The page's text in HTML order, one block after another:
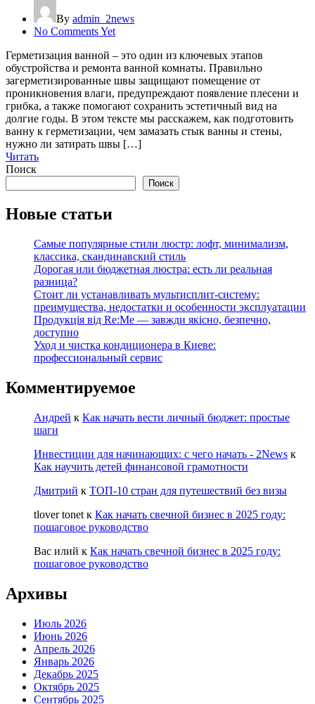
By admin_2news
No Comments Yet
Герметизация ванной – это один из ключевых этапов
обустройства и ремонта ванной комнаты. Правильно
загерметизированные швы защищают помещение от
проникновения влаги, предупреждают появление плесени и
грибка, а также помогают сохранить эстетичный вид на
долгие годы. В этом тексте мы расскажем, как подготовить
ванну к герметизации, чем замазать стык ванны и стены,
нужно ли затирать швы […]
Читать
Поиск
Поиск
Новые статьи
Самые популярные стили люстр: лофт, минимализм,
классика, скандинавский стиль
Дорогая или бюджетная люстра: есть ли реальная
разница?
Стоит ли устанавливать мультисплит-систему:
преимущества, недостатки и особенности эксплуатации
Продукція від Re:Me — завжди якісно, безпечно,
доступно
Уход и чистка кондиционера в Киеве:
профессиональный сервис
Комментируемое
Андрей к Как начать вести личный бюджет: простые
шаги
Инвестиции для начинающих: с чего начать - 2News к
Как научить детей финансовой грамотности
Дмитрий к ТОП-10 стран для путешествий без визы
tlover tonet к Как начать свечной бизнес в 2025 году:
пошаговое руководство
Вас илий к Как начать свечной бизнес в 2025 году:
пошаговое руководство
Архивы
Июль 2026
Июнь 2026
Апрель 2026
Январь 2026
Декабрь 2025
Октябрь 2025
Сентябрь 2025